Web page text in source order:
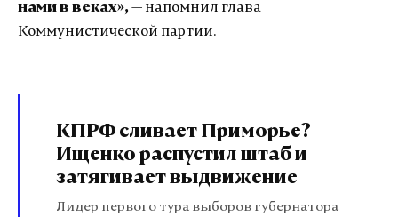
нами в веках», — напомнил глава
Коммунистической партии.
КПРФ сливает Приморье?
Ищенко распустил штаб и
затягивает выдвижение
Лидер первого тура выборов губернатора